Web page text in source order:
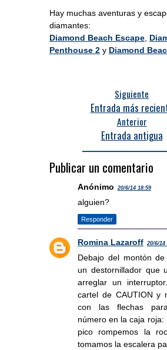
Hay muchas aventuras y
diamantes:
Diamond Beach Escape,
Penthouse 2 y Diamond
Siguiente
Entrada más
Anterior
Entrada antigua
Publicar un comentario
Anónimo 20/6/14 18:59
alguien?
Responder
Romina Lazaroff 20/6/14
Debajo del montón
un destornillador que
arreglar un
cartel de CAUTION y
con las flechas
número en la caja roja:
pico rompemos la
tomamos la escalera